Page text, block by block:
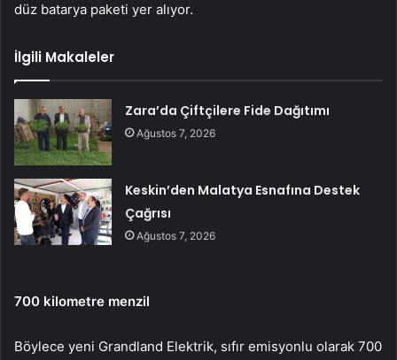
düz batarya paketi yer alıyor.
İlgili Makaleler
Zara’da Çiftçilere Fide Dağıtımı
Ağustos 7, 2026
Keskin’den Malatya Esnafına Destek
Çağrısı
Ağustos 7, 2026
700 kilometre menzil
Böylece yeni Grandland Elektrik, sıfır emisyonlu olarak 700